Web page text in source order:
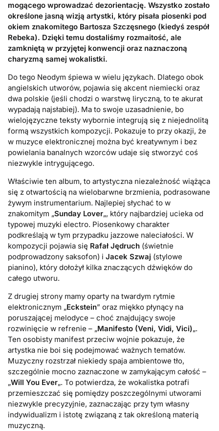
mogącego wprowadzać dezorientację. Wszystko zostało
określone jasną wizją artystki, który pisała piosenki pod
okiem znakomitego Bartosza Szczęsnego (kiedyś zespół
Rebeka). Dzięki temu dostaliśmy rozmaitość, ale
zamkniętą w przyjętej konwencji oraz naznaczoną
charyzmą samej wokalistki.
Do tego Neodym śpiewa w wielu językach. Dlatego obok
angielskich utworów, pojawia się akcent niemiecki oraz
dwa polskie (jeśli chodzi o warstwę liryczną, to te akurat
wypadają najsłabiej). Ma to swoje uzasadnienie, bo
wielojęzyczne teksty wybornie integrują się z niejednolitą
formą wszystkich kompozycji. Pokazuje to przy okazji, że
w muzyce elektronicznej można być kreatywnym i bez
powielania banalnych wzorców udaje się stworzyć coś
niezwykle intrygującego.
Właściwie ten album, to artystyczna niezależność wiążąca
się z otwartością na wielobarwne brzmienia, podrasowane
żywym instrumentarium. Najlepiej słychać to w
znakomitym „Sunday Lover„, który najbardziej ucieka od
typowej muzyki electro. Piosenkowy charakter
podkreślają w tym przypadku jazzowe naleciałości. W
kompozycji pojawia się Rafał Jędruch (świetnie
podprowadzony saksofon) iJacek Szwaj (stylowe
pianino), który dołożył kilka znaczących dźwięków do
całego utworu.
Z drugiej strony mamy oparty na twardym rytmie
elektronicznym „Eckstein” oraz miękko płynący na
poruszającej melodyce – choć znajdujący swoje
rozwinięcie w refrenie – „Manifesto (Veni, Vidi, Vici)„.
Ten osobisty manifest przeciw wojnie pokazuje, że
artystka nie boi się podejmować ważnych tematów.
Muzyczny rozstrzał niekiedy spaja ambientowe tło,
szczególnie mocno zaznaczone w zamykającym całość –
„Will You Ever„. To potwierdza, że wokalistka potrafi
przemieszczać się pomiędzy poszczególnymi utworami
niezwykle precyzyjnie, zaznaczając przy tym własny
indywidualizm i istotę związaną z tak określoną materią
muzyczną.